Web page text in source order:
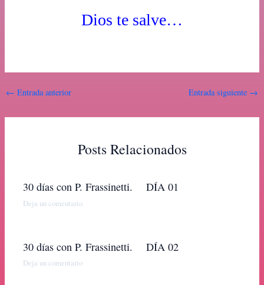
Dios te salve…
← Entrada anterior Entrada siguiente →
Posts Relacionados
30 días con P. Frassinetti. DÍA 01
Deja un comentario
30 días con P. Frassinetti. DÍA 02
Deja un comentario